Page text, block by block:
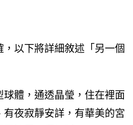
以下將詳細敘述「另一個
體，通透晶瑩，住在裡面
夜寂靜安詳，有華美的宮